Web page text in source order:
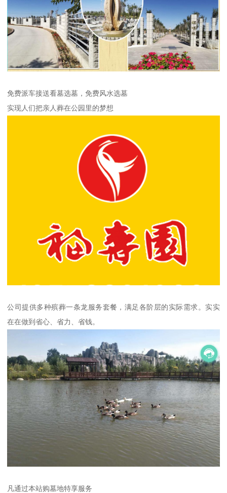
免费派车接送看墓选墓，免费风水选墓
实现人们把亲人葬在公园里的梦想
公司提供多种殡葬一条龙服务套餐，满足各阶层的实际需求。实实
在在做到省心、省力、省钱。
凡通过本站购墓地特享服务